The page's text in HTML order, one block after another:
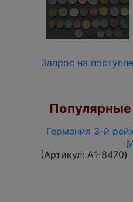
Запрос на
Германия 3-й
(Артикул: A1-8470)